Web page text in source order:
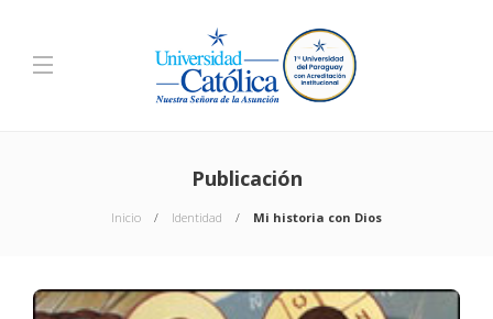
Publicación
Inicio Identidad Mi historia con Dios